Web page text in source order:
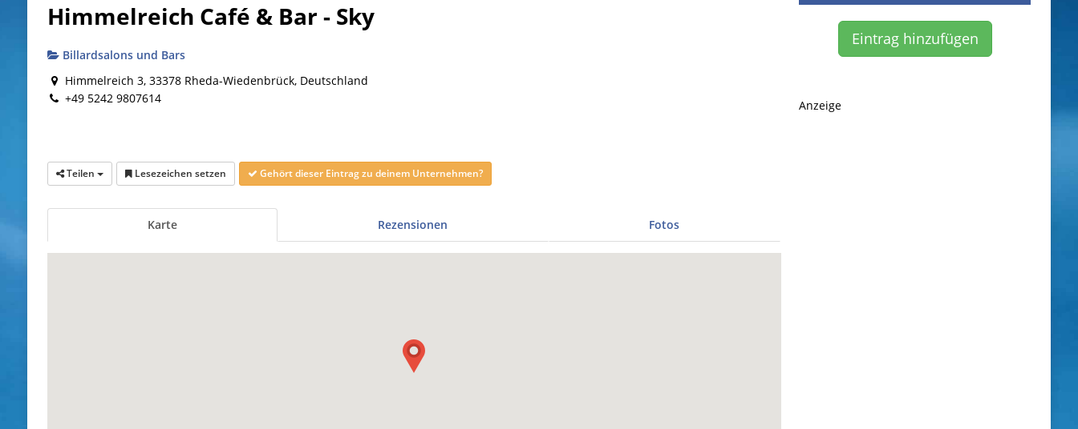
Himmelreich Café & Bar - Sky
Billardsalons und Bars
Himmelreich 3, 33378 Rheda-Wiedenbrück, Deutschland
+49 5242 9807614
Teilen Lesezeichen setzen Gehört dieser Eintrag zu deinem Unternehmen?
Karte Rezensionen Fotos
Eintrag hinzufügen
Anzeige